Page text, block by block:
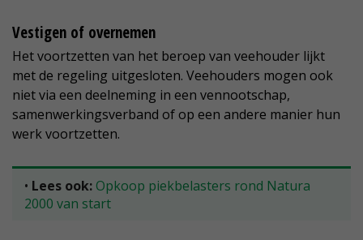
Vestigen of overnemen
Het voortzetten van het beroep van veehouder lijkt
met de regeling uitgesloten. Veehouders mogen ook
niet via een deelneming in een vennootschap,
samenwerkingsverband of op een andere manier hun
werk voortzetten.
• Lees ook: Opkoop piekbelasters rond Natura
2000 van start